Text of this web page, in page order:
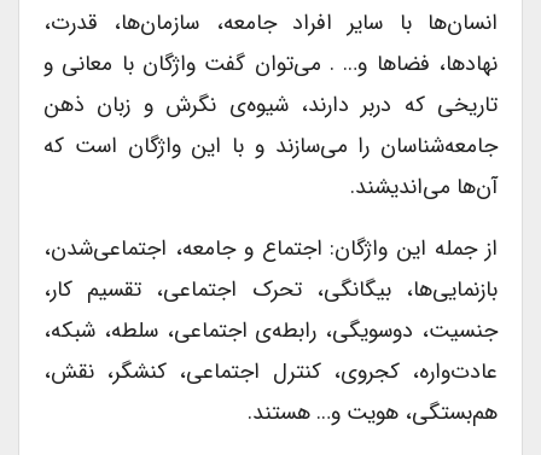
انسان‌ها با سایر افراد جامعه، سازمان‌ها، قدرت،
نهادها، فضاها و… . می‌توان گفت واژگان با معانی و
تاریخی که دربر دارند، شیوه‌ی نگرش و زبان ذهن
جامعه‌شناسان را می‌سازند و با این واژگان است که
آن‌ها می‌اندیشند.
از جمله این واژگان: اجتماع و جامعه، اجتماعی‌شدن،
بازنمایی‌ها، بیگانگی‌، تحرک اجتماعی‌، تقسیم کار،
جنسیت، دوسویگی، رابطه‌ی اجتماعی، سلطه‌، شبکه،
عادت‌واره، کجروی، کنترل اجتماعی، کنشگر، نقش،
هم‌بستگی، هویت و… هستند.